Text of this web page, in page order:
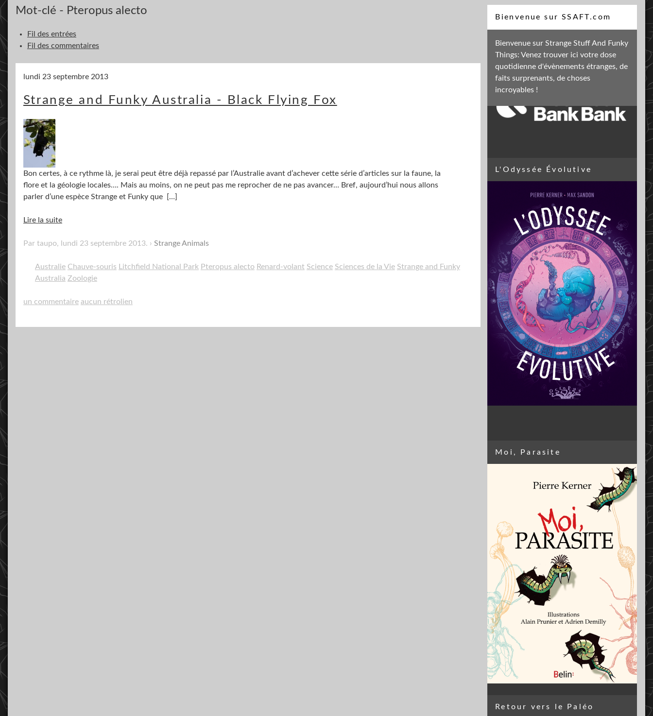
Mot-clé - Pteropus alecto
Fil des entrées
Fil des commentaires
lundi 23 septembre 2013
Strange and Funky Australia - Black Flying Fox
Bon certes, à ce rythme là, je serai peut être déjà repassé par l’Australie avant d’achever cette série d’articles sur la faune, la
flore et la géologie locales…. Mais au moins, on ne peut pas me reprocher de ne pas avancer… Bref, aujourd’hui nous allons
parler d’une espèce Strange et Funky que
[…]
Lire la suite
Par taupo, lundi 23 septembre 2013. Strange Animals
Australie Chauve-souris Litchfield National Park Pteropus alecto Renard-volant Science Sciences de la Vie Strange and Funky
Australia Zoologie
un commentaire aucun rétrolien
Bienvenue sur SSAFT.com
Bienvenue sur Strange Stuff And Funky
Things: Venez trouver ici votre dose
quotidienne d'évènements étranges, de
faits surprenants, de choses
incroyables !
Recherche
Soutenez mon activité
L'Odyssée Évolutive
Moi, Parasite
Retour vers le Paléo